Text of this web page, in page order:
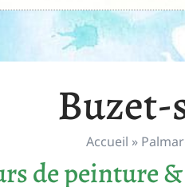
Buzet-
Accueil »
de peinture